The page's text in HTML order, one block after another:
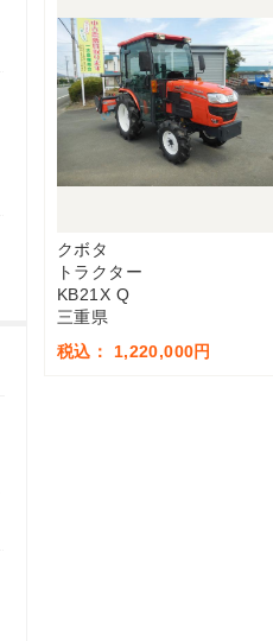
クボタ
トラクター
KB21X Q
三重県
税込： 1,220,000円